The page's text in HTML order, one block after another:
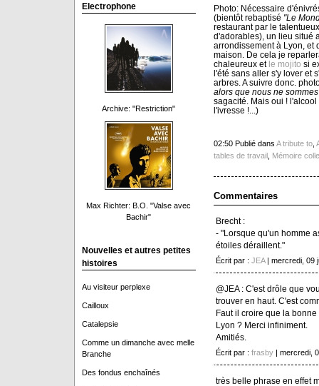
Electrophone
Archive: "Restriction"
Max Richter: B.O. "Valse avec
Bachir"
Nouvelles et autres petites
histoires
Au visiteur perplexe
Cailloux
Catalepsie
Comme un dimanche avec melle
Branche
Des fondus enchaînés
Photo: Nécessaire
(bientôt rebaptisé "Le
restaurant par le
d'adorables), un lieu situé
arrondissement à Lyon, et
maison. De cela je
chaleureux et le mojito si
l'été sans aller s'y lover et
arbres. A suivre donc.
alors que nous ne
sagacité. Mais oui !
l'ivresse !...)
02:50 Publié dans A tribute to,
tables de travail, Mémoire
Commentaires
Brecht :
- "Lorsque qu'un homme
étoiles déraillent."
Écrit par : JEA| mercredi, 09
@JEA : C'est drôle que
trouver en haut. C'est
Faut il croire que la
Lyon ? Merci infiniment.
Amitiés.
Écrit par : frasby| mercredi,
très belle phrase en effet